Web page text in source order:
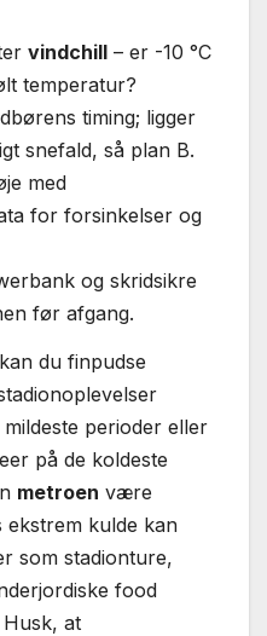
vindchill – er -10 °C
temperatur?
timing; ligger
snefald, så plan B.
med
for forsinkelser og
og skridsikre
før afgang.
du finpudse
perioder eller
på de koldeste
metroen være
ekstrem kulde kan
som stadionture,
food
at